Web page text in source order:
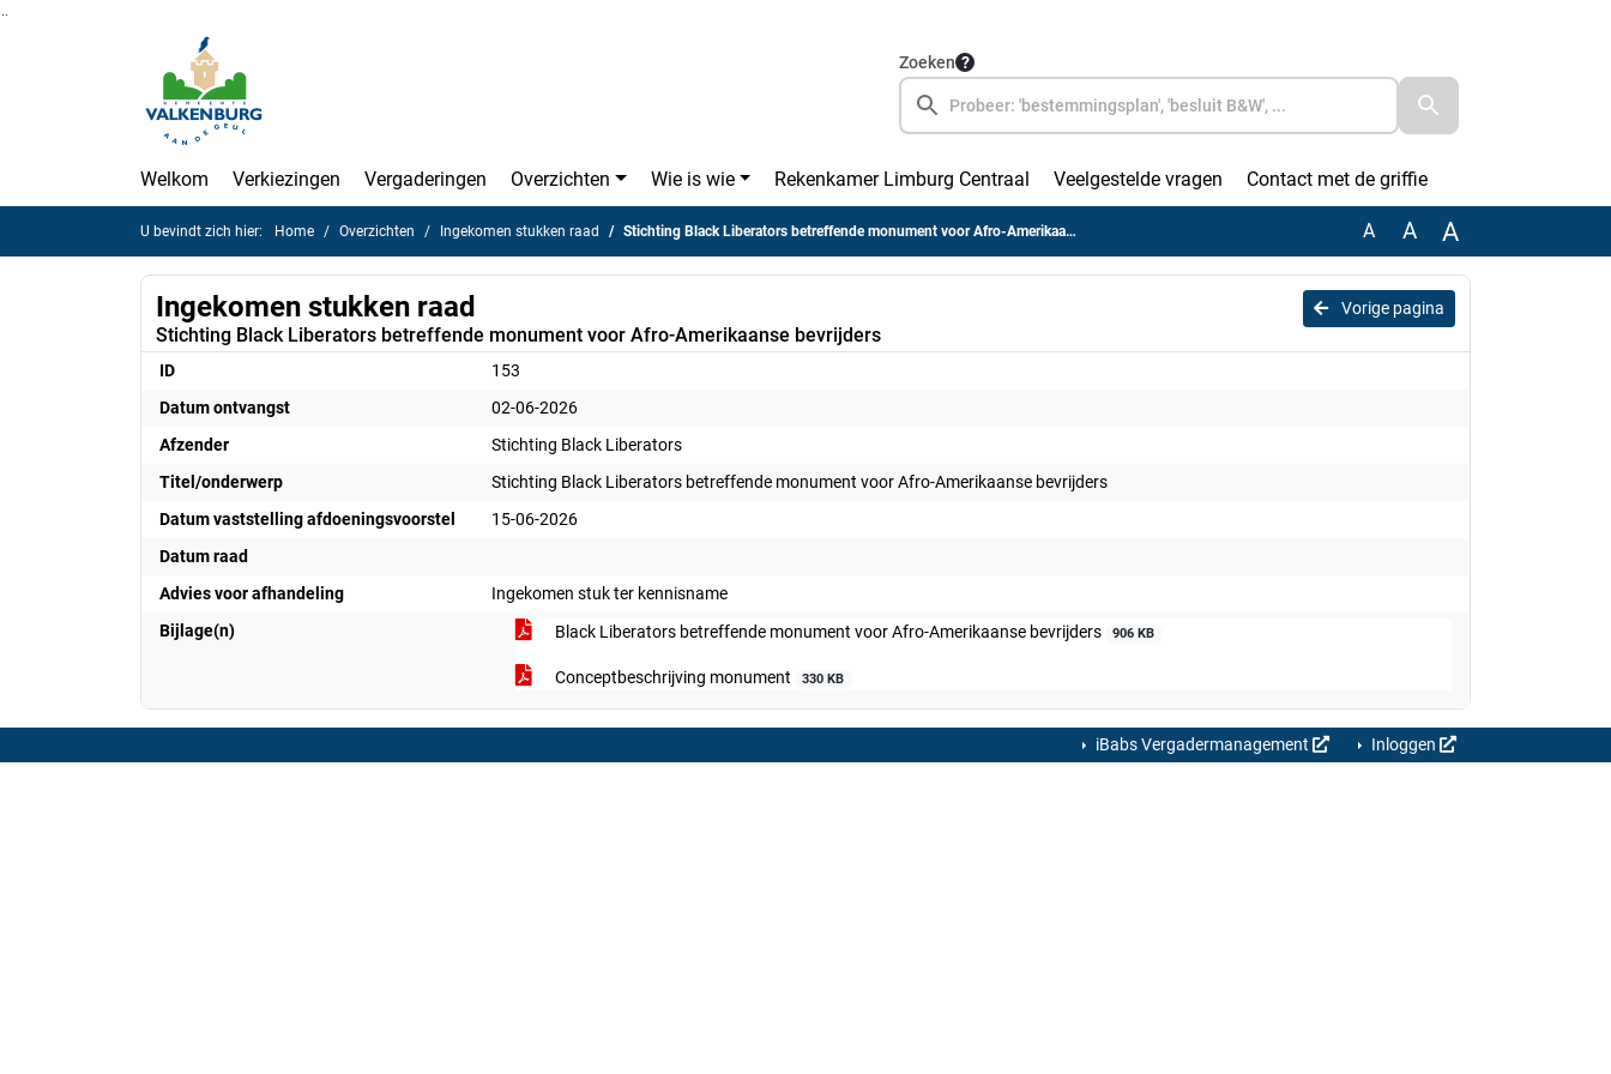
Zoeken
Welkom Verkiezingen Vergaderingen Overzichten Wie is wie Rekenkamer Limburg Centraal Veelgestelde vragen Contact met de griffie
U bevindt zich hier: Home Overzichten Ingekomen stukken raad Stichting Black Liberators betreffende monument voor Afro-Amerikaanse bevrijders A A A
Vorige pagina
Ingekomen stukken raad
Stichting Black Liberators betreffende monument voor Afro-Amerikaanse bevrijders
ID
153
Datum ontvangst
02-06-2026
Afzender
Stichting Black Liberators
Titel/onderwerp
Stichting Black Liberators betreffende monument voor Afro-Amerikaanse bevrijders
Datum vaststelling afdoeningsvoorstel
15-06-2026
Datum raad
Advies voor afhandeling
Ingekomen stuk ter kennisname
Bijlage(n)
Black Liberators betreffende monument voor Afro-Amerikaanse bevrijders 906 KB
Conceptbeschrijving monument 330 KB
iBabs Vergadermanagement Inloggen